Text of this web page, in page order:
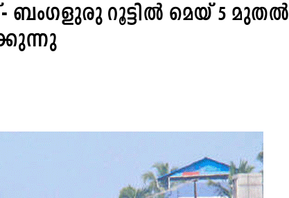
ബംഗളുരു റൂട്ടില്‍ മെയ് 5 മുതല്‍